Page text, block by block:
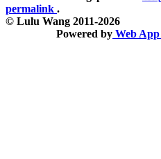
permalink .
© Lulu Wang 2011-2026
Powered by Web